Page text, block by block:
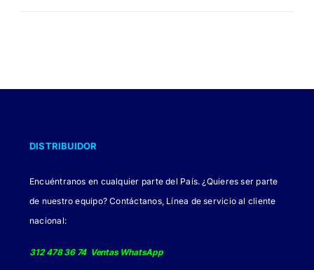
DISTRIBUIDOR
Encuéntranos en cualquier parte del País. ¿Quieres ser parte
de nuestro equipo? Contáctanos, Línea de servicio al cliente
nacional:
312 478 36 74 Ventas WhatsApp